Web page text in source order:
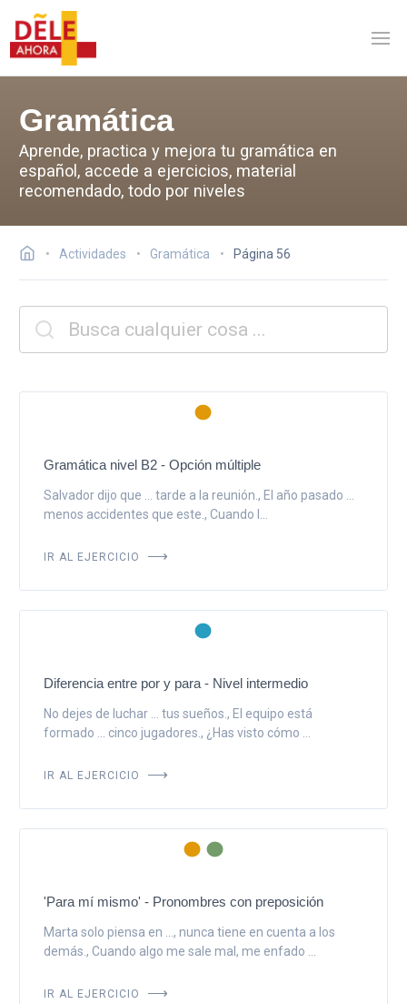
Gramática
Aprende, practica y mejora tu gramática en
español, accede a ejercicios, material
recomendado, todo por niveles
Actividades Gramática Página 56
Gramática nivel B2 - Opción múltiple
Salvador dijo que ... tarde a la reunión., El año pasado ...
menos accidentes que este., Cuando l...
IR AL EJERCICIO
Diferencia entre por y para - Nivel intermedio
No dejes de luchar ... tus sueños., El equipo está
formado ... cinco jugadores., ¿Has visto cómo ...
IR AL EJERCICIO
'Para mí mismo' - Pronombres con preposición
Marta solo piensa en ..., nunca tiene en cuenta a los
demás., Cuando algo me sale mal, me enfado ...
IR AL EJERCICIO